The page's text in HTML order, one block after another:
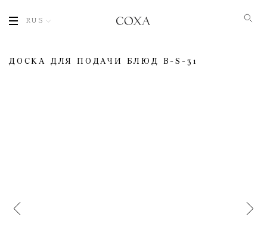
RUS
ДОСКА ДЛЯ ПОДАЧИ БЛЮД B-S-31